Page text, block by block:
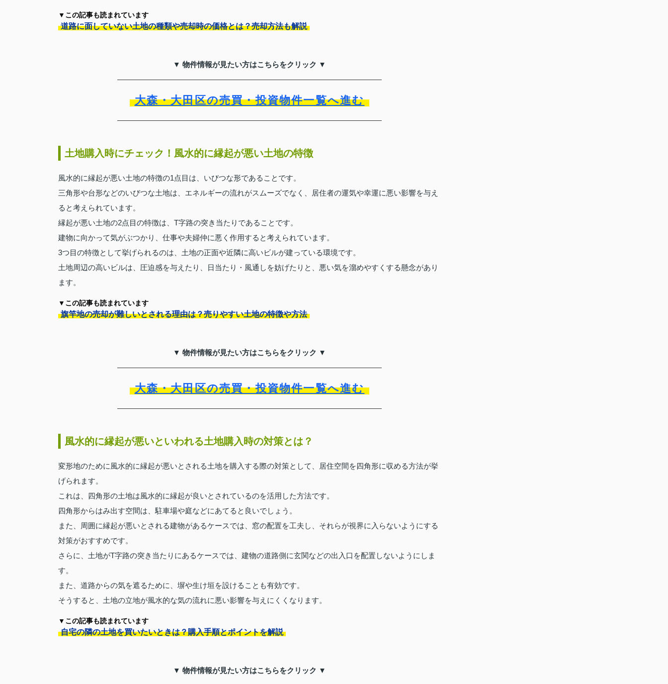
▼この記事も読まれています
道路に面していない土地の種類や売却時の価格とは？売却方法も解説
▼ 物件情報が見たい方はこちらをクリック ▼
大森・大田区の売買・投資物件一覧へ進む
土地購入時にチェック！風水的に縁起が悪い土地の特徴
風水的に縁起が悪い土地の特徴の1点目は、いびつな形であることです。
三角形や台形などのいびつな土地は、エネルギーの流れがスムーズでなく、居住者の運気や幸運に悪い影響を与え
ると考えられています。
縁起が悪い土地の2点目の特徴は、T字路の突き当たりであることです。
建物に向かって気がぶつかり、仕事や夫婦仲に悪く作用すると考えられています。
3つ目の特徴として挙げられるのは、土地の正面や近隣に高いビルが建っている環境です。
土地周辺の高いビルは、圧迫感を与えたり、日当たり・風通しを妨げたりと、悪い気を溜めやすくする懸念があり
ます。
▼この記事も読まれています
旗竿地の売却が難しいとされる理由は？売りやすい土地の特徴や方法
▼ 物件情報が見たい方はこちらをクリック ▼
大森・大田区の売買・投資物件一覧へ進む
風水的に縁起が悪いといわれる土地購入時の対策とは？
変形地のために風水的に縁起が悪いとされる土地を購入する際の対策として、居住空間を四角形に収める方法が挙
げられます。
これは、四角形の土地は風水的に縁起が良いとされているのを活用した方法です。
四角形からはみ出す空間は、駐車場や庭などにあてると良いでしょう。
また、周囲に縁起が悪いとされる建物があるケースでは、窓の配置を工夫し、それらが視界に入らないようにする
対策がおすすめです。
さらに、土地がT字路の突き当たりにあるケースでは、建物の道路側に玄関などの出入口を配置しないようにしま
す。
また、道路からの気を遮るために、塀や生け垣を設けることも有効です。
そうすると、土地の立地が風水的な気の流れに悪い影響を与えにくくなります。
▼この記事も読まれています
自宅の隣の土地を買いたいときは？購入手順とポイントを解説
▼ 物件情報が見たい方はこちらをクリック ▼